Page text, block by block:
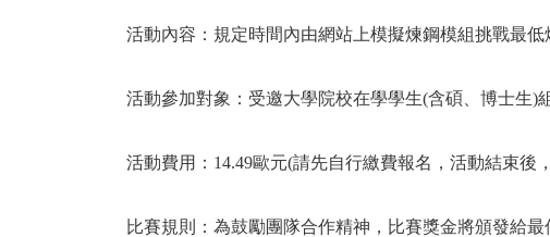
活動內容：規定時間內由網站上模擬煉鋼模組挑戰最低
活動參加對象：受邀大學院校在學學生(含碩、博士生)
活動費用： 14.49歐元(請先自行繳費報名，活動結束後
比賽規則：為鼓勵團隊合作精神，比賽獎金將頒發給